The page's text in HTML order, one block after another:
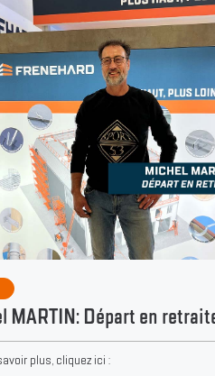
MARTIN: Départ en
plus, cliquez ici :